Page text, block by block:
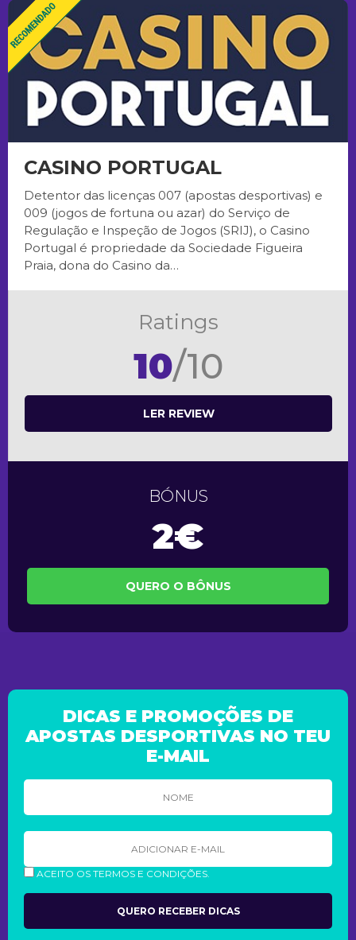
CASINO PORTUGAL
Detentor das licenças 007 (apostas desportivas) e
009 (jogos de fortuna ou azar) do Serviço de
Regulação e Inspeção de Jogos (SRIJ), o Casino
Portugal é propriedade da Sociedade Figueira
Praia, dona do Casino da…
Ratings
10/10
LER REVIEW
BÓNUS
2€
QUERO O BÔNUS
DICAS E PROMOÇÕES DE
APOSTAS DESPORTIVAS NO TEU
E-MAIL
ACEITO OS TERMOS E CONDIÇÕES.